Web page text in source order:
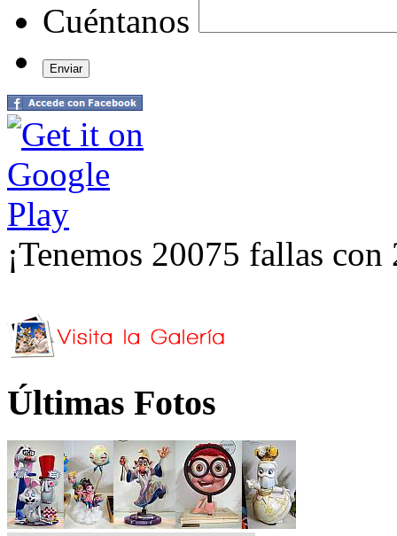
Cuéntanos
¡Tenemos 20075 fallas
Últimas Fotos